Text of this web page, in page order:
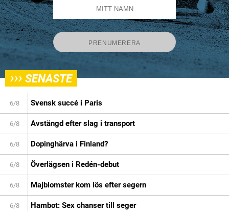
››› SENASTE
6/8 Svensk succé i Paris
6/8 Avstängd efter slag i transport
6/8 Dopinghärva i Finland?
6/8 Överlägsen i Redén-debut
6/8 Majblomster kom lös efter segern
6/8 Hambot: Sex chanser till seger